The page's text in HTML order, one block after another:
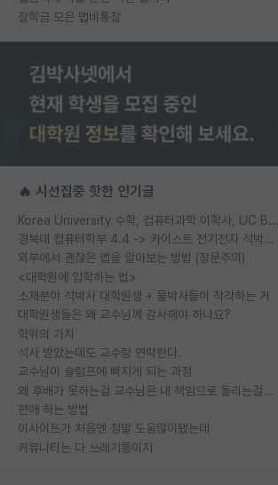
장학금 모은 랩비통장
🔥 시선집중 핫한 인기글
Korea University 수학, 컴퓨터과학 이학사, UC Berkeley 산업공학 대학원 공학박사가 되는 것은 쉽지 않겠죠?
경북대 컴퓨터학부 4.4 -> 카이스트 전기전자 석박사통합과정 합격
외부에서 괜찮은 랩을 알아보는 방법 (장문주의)
<대학원에 입학하는 법>
소재분야 석박사 대학원생 + 물박사들이 착각하는 거
대학원생들은 왜 교수님께 감사해야 하나요?
학위의 가치
석사 받았는데도 교수랑 연락한다.
교수님이 슬럼프에 빠지게 되는 과정
왜 후배가 못하는걸 교수님은 내 책임으로 돌리는걸까요?
편애 하는 방법
이사이트가 처음엔 정말 도움많이됐는데
커뮤니티는 다 쓰레기통이지